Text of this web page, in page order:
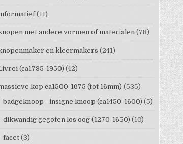
(11)
met andere vormen of materialen (78)
en kleermakers (241)
(ca1735-1950) (42)
kop ca1500-1675 (tot 16mm) (535)
badgeknoop - insigne knoop (ca1450-1600) (5)
dikwandig gegoten los oog (1270-1650) (10)
facet (3)